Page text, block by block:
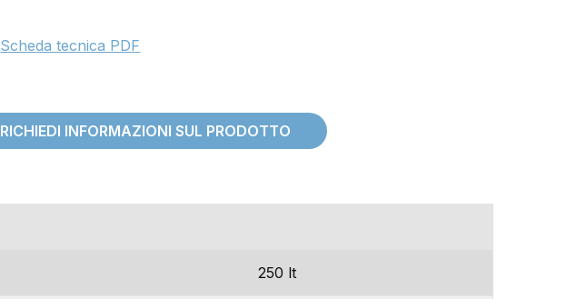
Scheda tecnica PDF
RICHIEDI INFORMAZIONI SUL PRODOTTO
250 lt